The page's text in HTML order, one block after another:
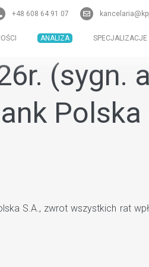
+48 608 64 91 07
ANALIZA SPECJALIZACJE
(sygn.
Polska
S.A., zwrot wszystkich rat